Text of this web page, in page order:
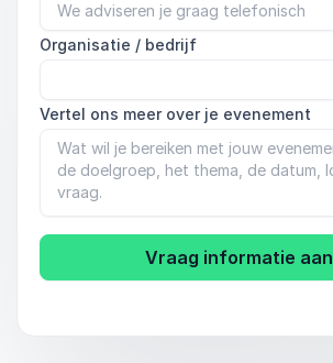
Organisatie / bedrijf
Vertel ons meer over je evenement
Vraag informatie aan